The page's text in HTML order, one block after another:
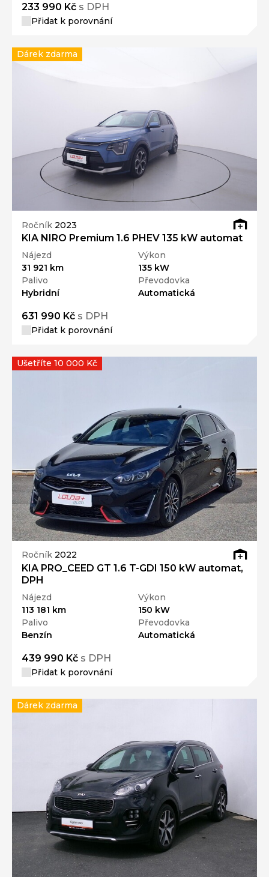
233 990 Kč s DPH
Přidat k porovnání
Ročník 2023
KIA NIRO Premium 1.6 PHEV 135 kW automat
Nájezd
31 921 km
Výkon
135 kW
Palivo
Hybridní
Převodovka
Automatická
631 990 Kč s DPH
Přidat k porovnání
Dárek zdarma
Ročník 2022
KIA PRO_CEED GT 1.6 T-GDI 150 kW automat,
DPH
Nájezd
113 181 km
Výkon
150 kW
Palivo
Benzín
Převodovka
Automatická
439 990 Kč s DPH
Přidat k porovnání
Ušetříte 10 000 Kč
Dárek zdarma